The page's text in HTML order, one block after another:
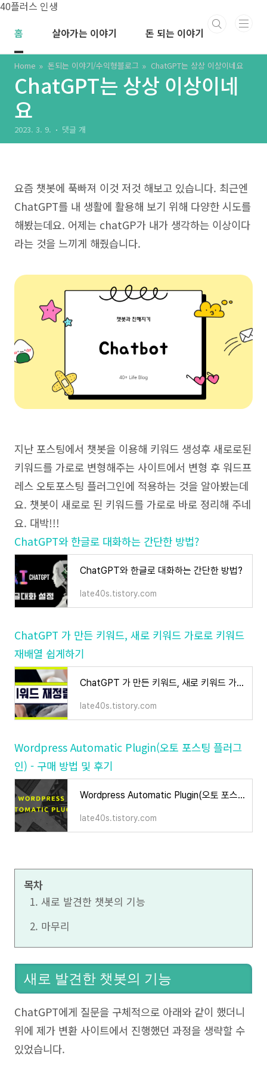
본문 바로가기
40플러스 인생
홈
살아가는 이야기 돈 되는 이야기
Home 돈되는 이야기/수익형블로그 ChatGPT는 상상 이상이네요
ChatGPT는 상상 이상이네
요
2023. 3. 9. 댓글 개
요즘 챗봇에 푹빠져 이것 저것 해보고 있습니다. 최근엔
ChatGPT를 내 생활에 활용해 보기 위해 다양한 시도를
해봤는데요. 어제는 chatGP가 내가 생각하는 이상이다
라는 것을 느끼게 해줬습니다.
지난 포스팅에서 챗봇을 이용해 키워드 생성후 새로로된
키워드를 가로로 변형해주는 사이트에서 변형 후 워드프
레스 오토포스팅 플러그인에 적용하는 것을 알아봤는데
요. 챗봇이 새로로 된 키워드를 가로로 바로 정리해 주네
요. 대박!!!
ChatGPT와 한글로 대화하는 간단한 방법?
ChatGPT와 한글로 대화하는 간단한 방법?
late40s.tistory.com
ChatGPT 가 만든 키워드, 새로 키워드 가로로 키워드
재배열 쉽게하기
ChatGPT 가 만든 키워드, 새로 키워드 가로로 키워드 재배열 쉽게하기
late40s.tistory.com
Wordpress Automatic Plugin(오토 포스팅 플러그
인) - 구매 방법 및 후기
Wordpress Automatic Plugin(오토 포스팅 플러그인) - 구매 방법 및 후기
late40s.tistory.com
목차
새로 발견한 챗봇의 기능
마무리
새로 발견한 챗봇의 기능
ChatGPT에게 질문을 구체적으로 아래와 같이 했더니
위에 제가 변환 사이트에서 진행했던 과정을 생략할 수
있었습니다.